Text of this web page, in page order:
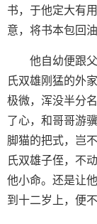
书，于他定大有
意，将书本包回
他自幼便跟
氏双雄刚猛的外
极微，浑没半分
了心，和哥哥游
脚猫的把式，岂
氏双雄子侄，不
他小命。还是让
到十二岁上，便